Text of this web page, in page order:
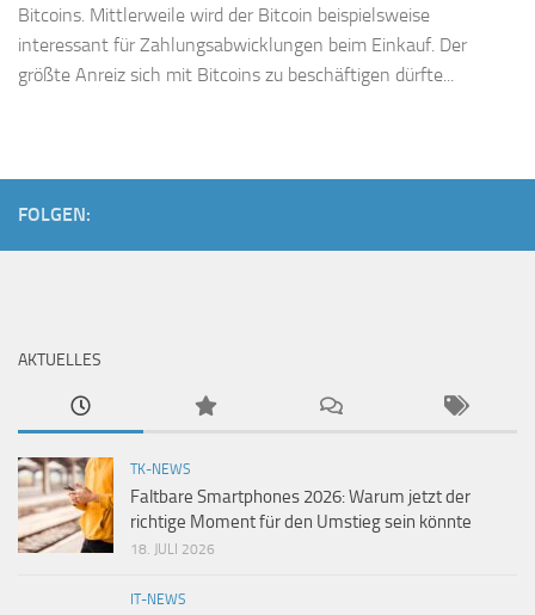
Bitcoins. Mittlerweile wird der Bitcoin beispielsweise
interessant für Zahlungsabwicklungen beim Einkauf. Der
größte Anreiz sich mit Bitcoins zu beschäftigen dürfte...
FOLGEN:
AKTUELLES
TK-NEWS
Faltbare Smartphones 2026: Warum jetzt der
richtige Moment für den Umstieg sein könnte
18. JULI 2026
IT-NEWS